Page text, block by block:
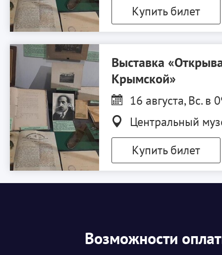
Купить билет
Выставка
Крымской»
16 августа, Вс. в
Центральный
Купить билет
Возможности